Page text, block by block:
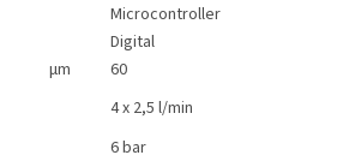
Microcontroller
Digital
µm
60
4 x 2,5 l/min
6 bar